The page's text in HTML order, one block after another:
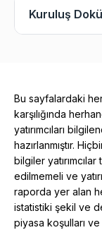
Kuruluş
Bu sayfalardaki
karşılığında
yatırımcıları
hazırlanmıştır.
bilgiler
edilmemeli ve
raporda yer alan
istatistiki şekil ve
piyasa koşulları